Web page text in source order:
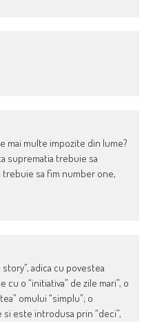
mai multe impozite din lume?
suprematia trebuie sa
trebuie sa fim number one,
adica cu povestea
cu o “initiativa” de zile mari”, o
omului “simplu”; o
este introdusa prin “deci”,